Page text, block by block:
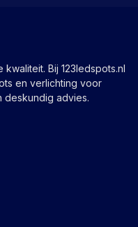
Bij 123ledspots.nl
en verlichting voor
deskundig advies.